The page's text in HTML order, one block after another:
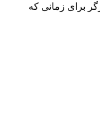
برای زمانی که